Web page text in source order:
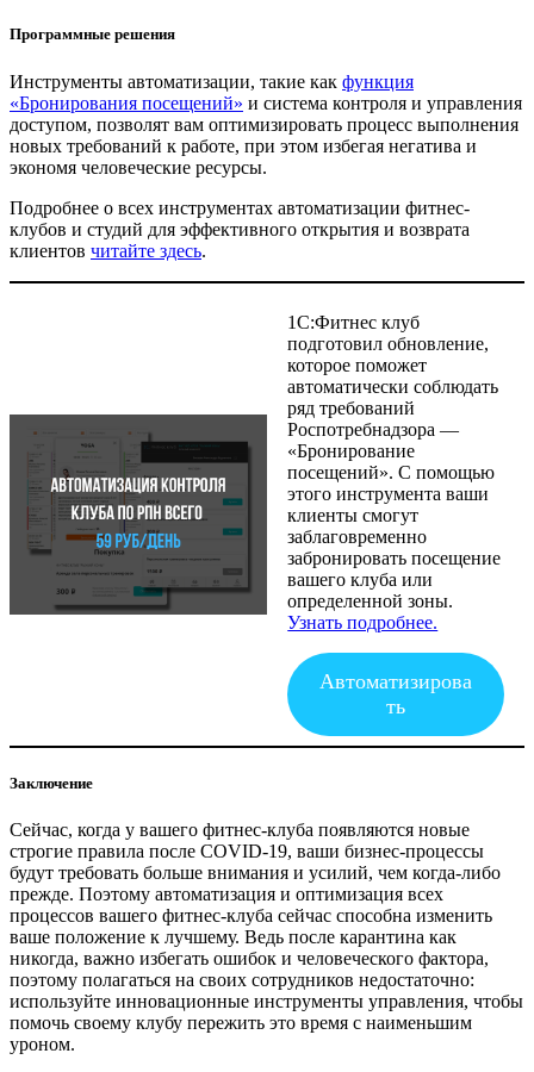
Программные решения
Инструменты автоматизации, такие как функция
«Бронирования посещений» и система контроля и управления
доступом, позволят вам оптимизировать процесс выполнения
новых требований к работе, при этом избегая негатива и
экономя человеческие ресурсы.
Подробнее о всех инструментах автоматизации фитнес-
клубов и студий для эффективного открытия и возврата
клиентов читайте здесь.
1С:Фитнес клуб
подготовил обновление,
которое поможет
автоматически соблюдать
ряд требований
Роспотребнадзора —
«Бронирование
посещений». С помощью
этого инструмента ваши
клиенты смогут
заблаговременно
забронировать посещение
вашего клуба или
определенной зоны.
Узнать подробнее.
Автоматизирова
ть
Заключение
Сейчас, когда у вашего фитнес-клуба появляются новые
строгие правила после COVID-19, ваши бизнес-процессы
будут требовать больше внимания и усилий, чем когда-либо
прежде. Поэтому автоматизация и оптимизация всех
процессов вашего фитнес-клуба сейчас способна изменить
ваше положение к лучшему. Ведь после карантина как
никогда, важно избегать ошибок и человеческого фактора,
поэтому полагаться на своих сотрудников недостаточно:
используйте инновационные инструменты управления, чтобы
помочь своему клубу пережить это время с наименьшим
уроном.